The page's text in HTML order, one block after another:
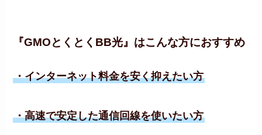
『GMOとくとくBB光』はこんな方におすすめ
・インターネット料金を安く抑えたい方
・高速で安定した通信回線を使いたい方